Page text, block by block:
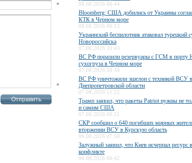
*
*
08.08.2026 06:44
Bloomberg: США добились от Украины
КТК в Черном море
08.08.2026 06:13
Украинский беспилотник атаковал турецкий
Новороссийска
07.08.2026 20:43
ВС РФ поразили резервуары с ГСМ в
сухогруза в Черном море
07.08.2026 20:34
ВС РФ уничтожили эшелон с техникой ВСУ в
Днепропетровской области
07.08.2026 11:22
Трамп заявил, что ракеты Patriot нужны не
и самим США
07.08.2026 06:21
СКР сообщил о 640 погибших мирных
вторжении ВСУ в Курскую область
06.08.2026 07:50
Залужный заявил, что Киев исчерпал ресурс
конфликте
06.08.2026 06:42